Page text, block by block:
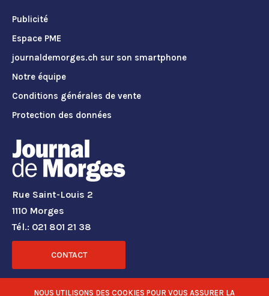
Publicité
Espace PME
journaldemorges.ch sur son smartphone
Notre équipe
Conditions générales de vente
Protection des données
Rue Saint-Louis 2
1110 Morges
Tél.: 021 801 21 38
CONTACT
RÉSEAUX SOCIAUX
NOUS UTILISONS DES COOKIES POUR VOUS ASSURER LA